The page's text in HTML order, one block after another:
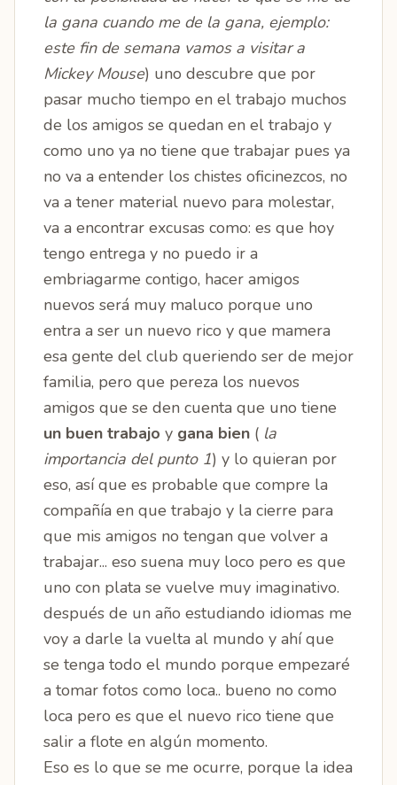
la gana cuando me de la gana, ejemplo:
este fin de semana vamos a visitar a
Mickey Mouse) uno descubre que por
pasar mucho tiempo en el trabajo muchos
de los amigos se quedan en el trabajo y
como uno ya no tiene que trabajar pues ya
no va a entender los chistes oficinezcos, no
va a tener material nuevo para molestar,
va a encontrar excusas como: es que hoy
tengo entrega y no puedo ir a
embriagarme contigo, hacer amigos
nuevos será muy maluco porque uno
entra a ser un nuevo rico y que mamera
esa gente del club queriendo ser de mejor
familia, pero que pereza los nuevos
amigos que se den cuenta que uno tiene
un buen trabajo y gana bien ( la
importancia del punto 1) y lo quieran por
eso, así que es probable que compre la
compañía en que trabajo y la cierre para
que mis amigos no tengan que volver a
trabajar... eso suena muy loco pero es que
uno con plata se vuelve muy imaginativo.
después de un año estudiando idiomas me
voy a darle la vuelta al mundo y ahí que
se tenga todo el mundo porque empezaré
a tomar fotos como loca.. bueno no como
loca pero es que el nuevo rico tiene que
salir a flote en algún momento.
Eso es lo que se me ocurre, porque la idea